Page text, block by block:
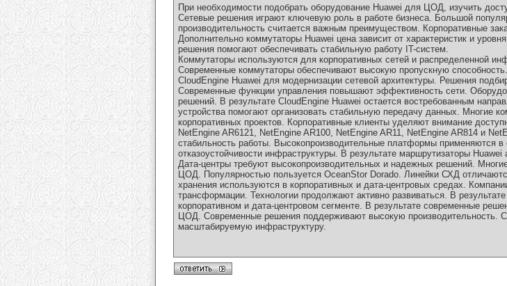
При необходимости подобрать оборудование Huawei для ЦОД, изучить
Сетевые решения играют ключевую роль в работе бизнеса. Большой
производительность считается важным преимуществом. Корпоративные
Дополнительно коммутаторы Huawei цена зависит от характеристик и
решения помогают обеспечивать стабильную работу IT-систем.
Коммутаторы используются для корпоративных сетей и распределенной
Современные коммутаторы обеспечивают высокую пропускную
CloudEngine Huawei для модернизации сетевой архитектуры. Решения
Современные функции управления повышают эффективность сети.
решений. В результате CloudEngine Huawei остается востребованным
устройства помогают организовать стабильную передачу данных. Многие
корпоративных проектов. Корпоративные клиенты уделяют внимание
NetEngine AR6121, NetEngine AR100, NetEngine AR11, NetEngine AR814 и
стабильность работы. Высокопроизводительные платформы применяются
отказоустойчивости инфраструктуры. В результате маршрутизаторы
Дата-центры требуют высокопроизводительных и надежных решений.
ЦОД. Популярностью пользуется OceanStor Dorado. Линейки СХД
хранения используются в корпоративных и дата-центровых средах.
трансформации. Технологии продолжают активно развиваться. В
корпоративном и дата-центровом сегменте. В результате современные
ЦОД. Современные решения поддерживают высокую производительность.
масштабируемую инфраструктуру.